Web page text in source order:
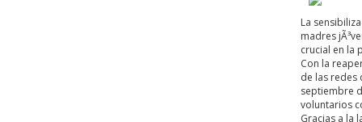
La
madres
crucial en la
Con la
de las redes
septiembre
voluntarios
Gracias a la